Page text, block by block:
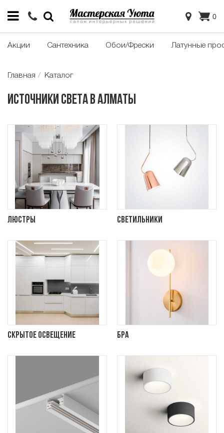
0
Акции Сантехника Обои/Фрески Латунные
Главная Каталог
Источники света в Алматы
Люстры Светильники
Скрытое освещение Бра